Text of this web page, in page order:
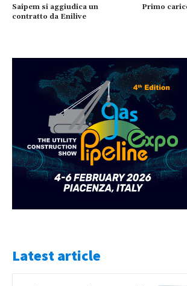
Saipem si aggiudica un
contratto da Enilive
Primo
Latest article